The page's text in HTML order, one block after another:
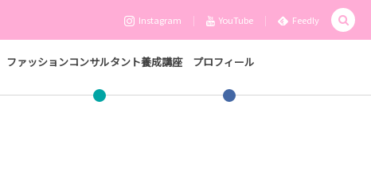
Instagram YouTube Feedly
ファッションコンサルタント養成講座 プロフィール